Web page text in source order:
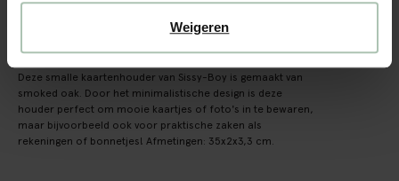
Weigeren
(2)
Deze smalle kaartenhouder van Sissy-Boy is gemaakt van
smoked oak. Door het minimalistische design is deze
houder perfect om mooie kaartjes of foto's in te bewaren,
maar bijvoorbeeld ook voor praktische zaken als
rekeningen of bonnetjes! Afmetingen: 35x2x3,3 cm.